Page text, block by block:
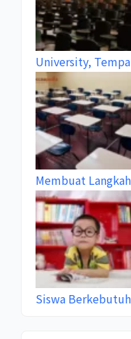
University,
Membuat
Siswa